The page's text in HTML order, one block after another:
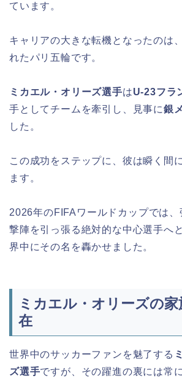
ています。
キャリアの大きな転機となったのは
れたパリ五輪です。
ミカエル・オリーズ選手はU-23フラ
手としてチームを牽引し、見事に銀
した。
この成功をステップに、彼は瞬く間
ます。
2026年のFIFAワールドカップでは
撃陣を引っ張る絶対的な中心選手へ
界中にその名を轟かせました。
ミカエル・オリーズの
在
世界中のサッカーファンを魅了する
ズ選手ですが、その躍進の裏には常